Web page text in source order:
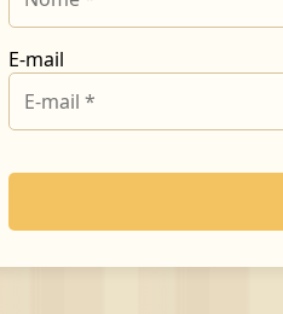
E-mail